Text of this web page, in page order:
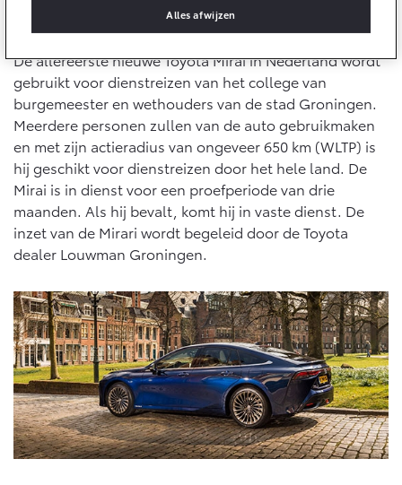
HYBRIDE
Vanaf € 39.995,-
OOK ALS PLUG-IN
HYBRIDE
Vanaf € 36.495,-
Toyota C-HR+
Vanaf € 37.995,- Vanaf € 49.995,-
bZ4X
bZ4X Touring
Toyota fabrieksgarantie
Onderdelen & Accessoires
Onderdelen
Accessoires
Banden
Connected
Connected Services
MyToyota login
MyToyota App
Abonnementen
Multimedia
Connected check
Navigatie updates
Verzekeren
Toyota Autoverzekering
Toyota Hybride Autoverzekering
Bedrijfswagens
Bedrijfswagens op maat
Financieren of leasen
Verzekeren
Dienstreizen door het hele land
De allereerste nieuwe Toyota Mirai in Nederland wordt
gebruikt voor dienstreizen van het college van
burgemeester en wethouders van de stad Groningen.
Meerdere personen zullen van de auto gebruikmaken
en met zijn actieradius van ongeveer 650 km (WLTP) is
hij geschikt voor dienstreizen door het hele land. De
Mirai is in dienst voor een proefperiode van drie
maanden. Als hij bevalt, komt hij in vaste dienst. De
inzet van de Mirari wordt begeleid door de Toyota
dealer Louwman Groningen.
Alles afwijzen